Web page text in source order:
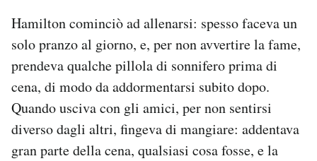
Hamilton cominciò ad allenarsi: spesso faceva un
solo pranzo al giorno, e, per non avvertire la fame,
prendeva qualche pillola di sonnifero prima di
cena, di modo da addormentarsi subito dopo.
Quando usciva con gli amici, per non sentirsi
diverso dagli altri, fingeva di mangiare: addentava
gran parte della cena, qualsiasi cosa fosse, e la